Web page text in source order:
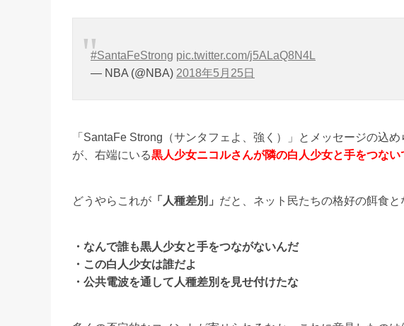
#SantaFeStrong pic.twitter.com/j5ALaQ8N4L
— NBA (@NBA) 2018年5月25日
「SantaFe Strong（サンタフェよ、強く）」とメッセージの込
が、右端にいる黒人少女ニコルさんが隣の白人少女と手をつない
どうやらこれが 「人種差別」 だと、ネット民たちの格好の餌食と
・なんで誰も黒人少女と手をつながないんだ
・この白人少女は誰だよ
・公共電波を通して人種差別を見せ付けたな